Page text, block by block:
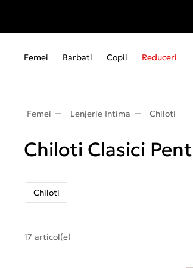
Femei Barbati Copii Reduceri
Femei Lenjerie Intima Chiloti
Chiloti Clasici
Chiloti
17 articol(e)